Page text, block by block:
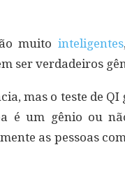
muito inteligentes
ser verdadeiros
mas o teste de
é um gênio ou
as pessoas